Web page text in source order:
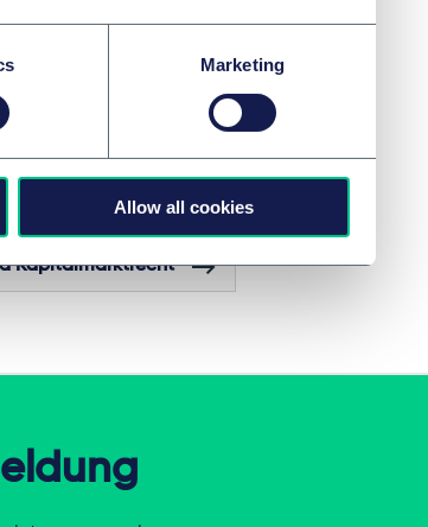
Marketing
Allow all cookies
angekündigt, die
im Jahressteuergesetz 2024
Kapitalmarktrecht